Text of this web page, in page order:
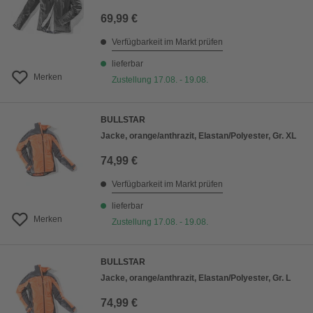
Merken
69,99 €
Verfügbarkeit im Markt prüfen
lieferbar
Zustellung 17.08. - 19.08.
Merken
BULLSTAR
Jacke, orange/anthrazit, Elastan/Polyester, Gr. XL
74,99 €
Verfügbarkeit im Markt prüfen
lieferbar
Zustellung 17.08. - 19.08.
BULLSTAR
Jacke, orange/anthrazit, Elastan/Polyester, Gr. L
74,99 €